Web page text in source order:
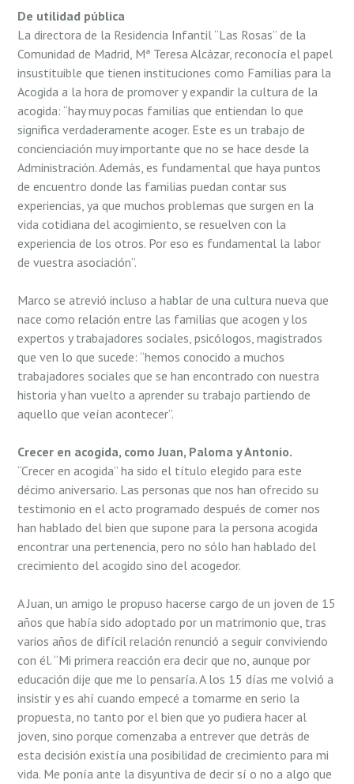
De utilidad pública
La directora de la Residencia Infantil “Las Rosas” de la
Comunidad de Madrid, Mª Teresa Alcázar, reconocía el papel
insustituible que tienen instituciones como Familias para la
Acogida a la hora de promover y expandir la cultura de la
acogida: “hay muy pocas familias que entiendan lo que
significa verdaderamente acoger. Este es un trabajo de
concienciación muy importante que no se hace desde la
Administración. Además, es fundamental que haya puntos
de encuentro donde las familias puedan contar sus
experiencias, ya que muchos problemas que surgen en la
vida cotidiana del acogimiento, se resuelven con la
experiencia de los otros. Por eso es fundamental la labor
de vuestra asociación”.
Marco se atrevió incluso a hablar de una cultura nueva que
nace como relación entre las familias que acogen y los
expertos y trabajadores sociales, psicólogos, magistrados
que ven lo que sucede: “hemos conocido a muchos
trabajadores sociales que se han encontrado con nuestra
historia y han vuelto a aprender su trabajo partiendo de
aquello que veían acontecer”.
Crecer en acogida, como Juan, Paloma y Antonio.
“Crecer en acogida” ha sido el título elegido para este
décimo aniversario. Las personas que nos han ofrecido su
testimonio en el acto programado después de comer nos
han hablado del bien que supone para la persona acogida
encontrar una pertenencia, pero no sólo han hablado del
crecimiento del acogido sino del acogedor.
A Juan, un amigo le propuso hacerse cargo de un joven de 15
años que había sido adoptado por un matrimonio que, tras
varios años de difícil relación renunció a seguir conviviendo
con él. “Mi primera reacción era decir que no, aunque por
educación dije que me lo pensaría. A los 15 días me volvió a
insistir y es ahí cuando empecé a tomarme en serio la
propuesta, no tanto por el bien que yo pudiera hacer al
joven, sino porque comenzaba a entrever que detrás de
esta decisión existía una posibilidad de crecimiento para mi
vida. Me ponía ante la disyuntiva de decir sí o no a algo que